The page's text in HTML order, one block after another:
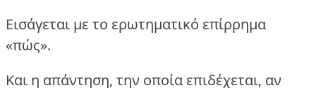
Εισάγεται με το ερωτηματικό επίρρημα
«πώς».
Και η απάντηση, την οποία επιδέχεται, αν